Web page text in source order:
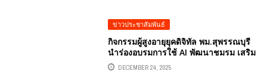
ข่าวประชาสัมพันธ์
กิจกรรมผู้สูงอายุยุคดิจิทัล พม.สุพรรณบุรี
นำร่องอบรมการใช้ AI พัฒนาชมรม เสริม
ความสุขและสุขภาพดี โดยในการอบรม
ครั้งนี้ได้รับเกียรติจาก อ.ดร.ต้นรัก ธวัชชัย
DECEMBER 24, 2025